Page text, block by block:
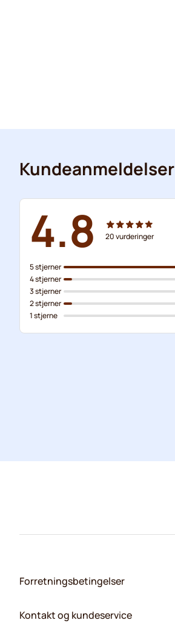
Kundeanmeldelser
4.8 20vurderinger
5 stjerner
4 stjerner
3 stjerner
2 stjerner
1 stjerne
Forretningsbetingelser
Kontakt og kundeservice